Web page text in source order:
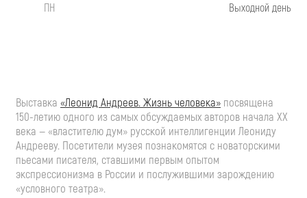
ПН
Выходной день
Выставка «Леонид Андреев. Жизнь человека» посвящена
150-летию одного из самых обсуждаемых авторов начала XX
века — «властителю дум» русской интеллигенции Леониду
Андрееву. Посетители музея познакомятся с новаторскими
пьесами писателя, ставшими первым опытом
экспрессионизма в России и послужившими зарождению
«условного театра».